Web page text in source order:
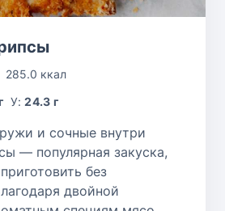
285.0 ккал
У:24.3 г
и сочные внутри
— популярная закуска,
без
двойной